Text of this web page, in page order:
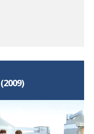
tym meczu popisał się